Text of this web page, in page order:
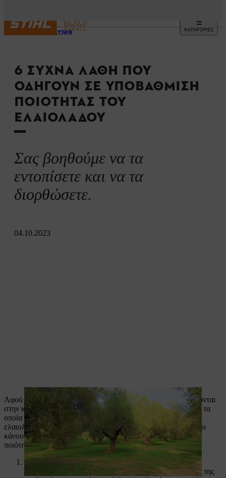
ΚΑΤΗΓΟΡΙΕΣ
Ελαιόδεντρα
6 ΣΥΧΝΆ ΛΆΘΗ ΠΟΥ
ΟΔΗΓΟΎΝ ΣΕ ΥΠΟΒΆΘΜΙΣΗ
ΠΟΙΌΤΗΤΑΣ ΤΟΥ
ΕΛΑΙΟΛΆΔΟΥ
Σας βοηθούμε να τα
εντοπίσετε και να τα
διορθώσετε.
04.10.2023
Αφού έχουμε αναλύσει διεξοδικά τα πιο συχνά λάθη που γίνονται
στην καλλιέργεια της ελιάς (δείτε εδώ το σχετικό άρθρο), και τα
οποία έχουν επιπτώσεις στην ποσότητα και ποιότητα του
ελαιολάδου, πάμε να δούμε πιο ειδικά κάποια συχνά λάθη που
κάνουν οι καλλιεργητές και οδηγούν στην υποβάθμιση της
ποιότητας του ελαιολάδου.
Εχθροί και ασθένειες που δεν αντιμετωπίζονται.
Η
καλλιέργεια πολλές φορές αφήνεται εντελώς στην τύχη της